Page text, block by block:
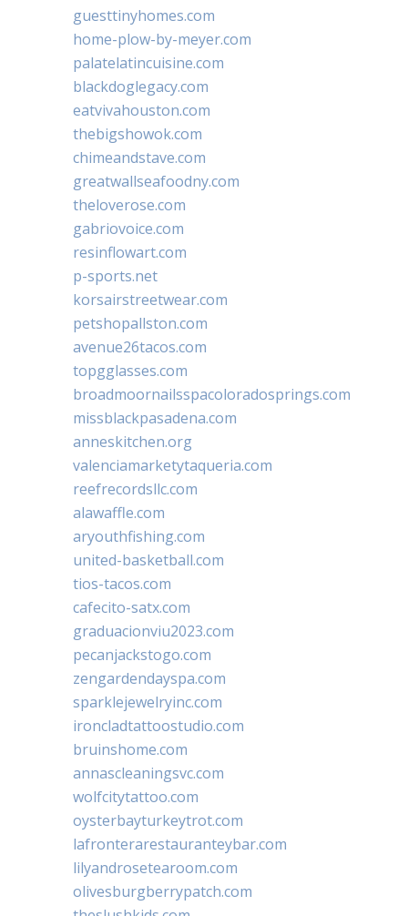
guesttinyhomes.com
home-plow-by-meyer.com
palatelatincuisine.com
blackdoglegacy.com
eatvivahouston.com
thebigshowok.com
chimeandstave.com
greatwallseafoodny.com
theloverose.com
gabriovoice.com
resinflowart.com
p-sports.net
korsairstreetwear.com
petshopallston.com
avenue26tacos.com
topgglasses.com
broadmoornailsspacoloradosprings.com
missblackpasadena.com
anneskitchen.org
valenciamarketytaqueria.com
reefrecordsllc.com
alawaffle.com
aryouthfishing.com
united-basketball.com
tios-tacos.com
cafecito-satx.com
graduacionviu2023.com
pecanjackstogo.com
zengardendayspa.com
sparklejewelryinc.com
ironcladtattoostudio.com
bruinshome.com
annascleaningsvc.com
wolfcitytattoo.com
oysterbayturkeytrot.com
lafronterarestauranteybar.com
lilyandrosetearoom.com
olivesburgberrypatch.com